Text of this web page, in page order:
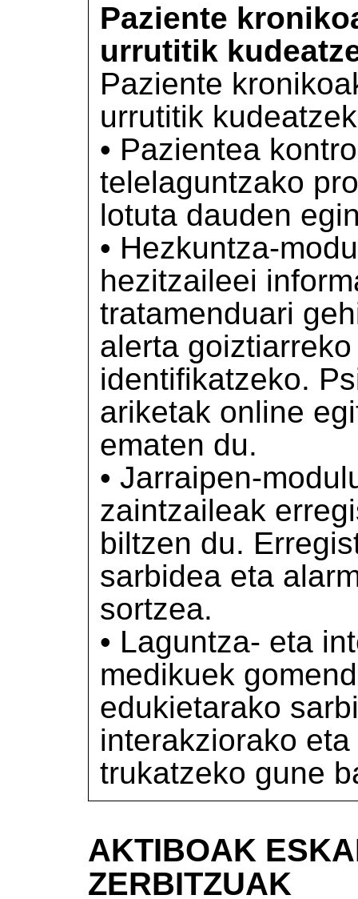
Paziente
urrutitik
Paziente
urrutitik
• Pazientea
telelaguntzako
lotuta dauden
• Hezkuntza-
hezitzaileei
tratamenduari
alerta
identifikatzeko.
ariketak online
ematen du.
• Jarraipen-
zaintzaileak
biltzen du.
sarbidea eta
sortzea.
• Laguntza- eta
medikuek
edukietarako
interakziorako
trukatzeko gune
AKTIBOAK
ZERBITZUAK